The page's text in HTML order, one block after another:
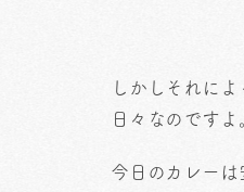
しかしそれに
日々なのですよ
今日のカレー